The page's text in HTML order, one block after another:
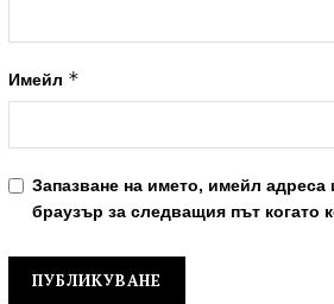
Имейл *
Запазване на името, имейл адреса
браузър за следващия път когато